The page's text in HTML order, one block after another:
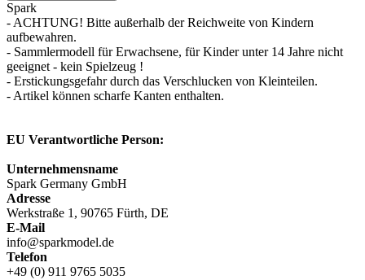
Spark
- ACHTUNG! Bitte außerhalb der Reichweite von Kindern
aufbewahren.
- Sammlermodell für Erwachsene, für Kinder unter 14 Jahre nicht
geeignet - kein Spielzeug !
- Erstickungsgefahr durch das Verschlucken von Kleinteilen.
- Artikel können scharfe Kanten enthalten.
EU Verantwortliche Person:
Unternehmensname
Spark Germany GmbH
Adresse
Werkstraße 1, 90765 Fürth, DE
E-Mail
info@sparkmodel.de
Telefon
+49 (0) 911 9765 5035